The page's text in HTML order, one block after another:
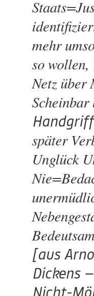
mehr
so wollen,
Netz über
später
Unglück
[aus
Dickens
Nicht-